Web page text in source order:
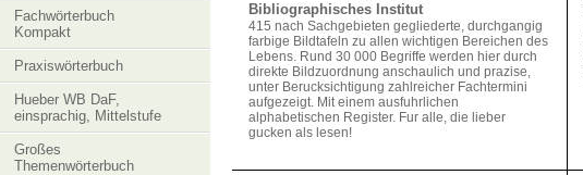
Fachwörterbuch
Kompakt
Praxiswörterbuch
Hueber WB DaF,
einsprachig, Mittelstufe
Großes
Themenwörterbuch
Bibliographisches Institut
415 nach Sachgebieten gegliederte, durchgangig
farbige Bildtafeln zu allen wichtigen Bereichen des
Lebens. Rund 30 000 Begriffe werden hier durch
direkte Bildzuordnung anschaulich und prazise,
unter Berucksichtigung zahlreicher Fachtermini
aufgezeigt. Mit einem ausfuhrlichen
alphabetischen Register. Fur alle, die lieber
gucken als lesen!